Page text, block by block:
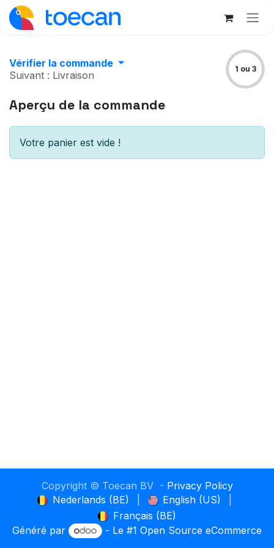
Se rendre au contenu
Vérifier la commande
Suivant : Livraison
1 ou 3
Aperçu de la commande
Votre panier est vide !
Copyright © Toecan BV - Privacy Policy
Nederlands (BE)
English (US)
Français (BE)
Généré par
- Le #1 Open Source eCommerce